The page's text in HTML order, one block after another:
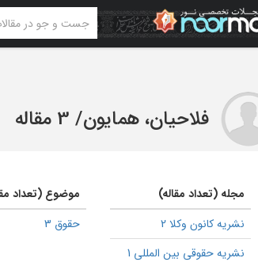
فلاحیان، همایون/ 3 مقاله
مجله (تعداد مقاله)
نشریه کانون وکلا 2
نشریه حقوقی بین المللی 1
موضوع (تعداد
حقوق 3